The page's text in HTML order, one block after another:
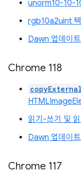
unorm10-10-
rgb10a2uint
Dawn 업데이트
Chrome 118
읽기-쓰기 및
Dawn 업데이트
Chrome 117